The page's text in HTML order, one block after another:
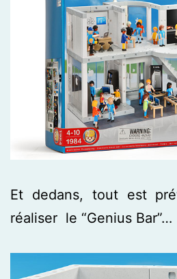
Et dedans, tout est
réaliser le “Genius Bar”…